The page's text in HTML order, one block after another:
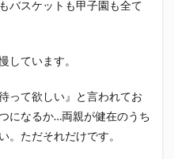
バスケットも甲子園も全て
しています。
って欲しい』と言われてお
になるか…両親が健在のうち
。ただそれだけです。
ス静岡
ペスト
さん
京都サンガF.C.
急行
修善寺サイダー